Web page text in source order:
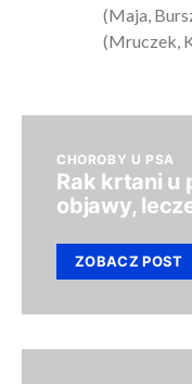
(Maja,
(Mruczek,
CHOROBY U PSA
Rak krtani u
objawy,
ZOBACZ POST